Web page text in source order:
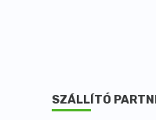
SZÁLLÍTÓ